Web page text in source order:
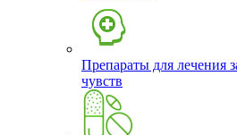
Препараты для лечения
чувств